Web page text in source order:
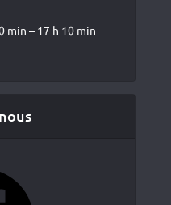
min – 17 h 10 min